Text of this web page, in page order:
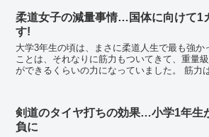
柔道女子の減量事情…国体に向けて1
す!
大学3年生の頃は、まさに柔道人生で最も強か
ことは、それなりに筋力もついてきて、重量
ができるくらいの力になっていました。 筋力は筋肉の断面積に比例
剣道のタイヤ打ちの効果…小学1年生
負に